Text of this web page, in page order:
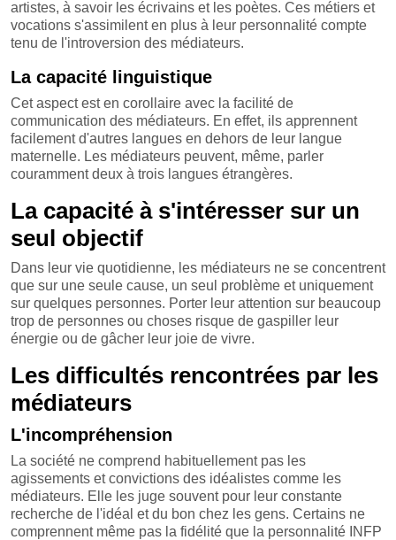
artistes, à savoir les écrivains et les poètes. Ces métiers et
vocations s'assimilent en plus à leur personnalité compte
tenu de l'introversion des médiateurs.
La capacité linguistique
Cet aspect est en corollaire avec la facilité de
communication des médiateurs. En effet, ils apprennent
facilement d'autres langues en dehors de leur langue
maternelle. Les médiateurs peuvent, même, parler
couramment deux à trois langues étrangères.
La capacité à s'intéresser sur un
seul objectif
Dans leur vie quotidienne, les médiateurs ne se concentrent
que sur une seule cause, un seul problème et uniquement
sur quelques personnes. Porter leur attention sur beaucoup
trop de personnes ou choses risque de gaspiller leur
énergie ou de gâcher leur joie de vivre.
Les difficultés rencontrées par les
médiateurs
L'incompréhension
La société ne comprend habituellement pas les
agissements et convictions des idéalistes comme les
médiateurs. Elle les juge souvent pour leur constante
recherche de l'idéal et du bon chez les gens. Certains ne
comprennent même pas la fidélité que la personnalité INFP